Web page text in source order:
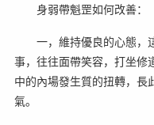
身弱帶魁罡如何改善：
一，維持優良的心態，
事，往往面帶笑容，打坐修
中的內場發生質的扭轉，長
氣。